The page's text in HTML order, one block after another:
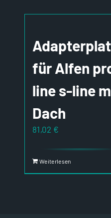
für Alfen
line s-line
Dach
81,02 €
Weiterlesen